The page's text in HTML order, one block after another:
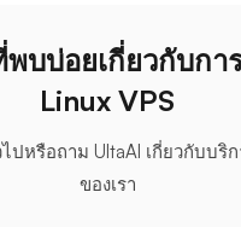
บบ่อยเกี่ยวกับกา
Linux VPS
ปหรือถาม UltaAI เกี่ยวกับบริก
ของเรา